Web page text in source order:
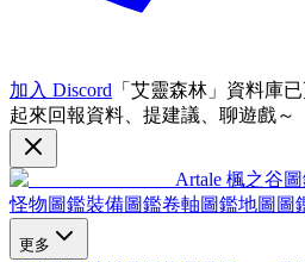
加入 Discord 「艾靈森林」資料庫
起來回報資料、提建議、聊遊戲～
Artale 楓之谷
怪物圖鑑裝備圖鑑卷軸圖鑑地圖圖
更多